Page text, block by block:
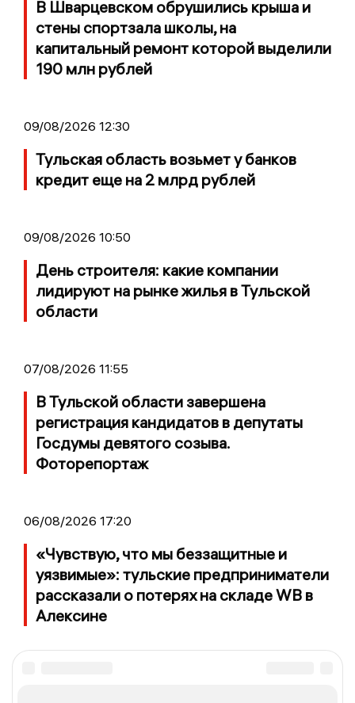
В Шварцевском обрушились крыша и
стены спортзала школы, на
капитальный ремонт которой выделили
190 млн рублей
09/08/2026 12:30
Тульская область возьмет у банков
кредит еще на 2 млрд рублей
09/08/2026 10:50
День строителя: какие компании
лидируют на рынке жилья в Тульской
области
07/08/2026 11:55
В Тульской области завершена
регистрация кандидатов в депутаты
Госдумы девятого созыва.
Фоторепортаж
06/08/2026 17:20
«Чувствую, что мы беззащитные и
уязвимые»: тульские предприниматели
рассказали о потерях на складе WB в
Алексине